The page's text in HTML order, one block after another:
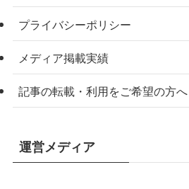
プライバシーポリシー
メディア掲載実績
記事の転載・利用をご希望の方へ
運営メディア